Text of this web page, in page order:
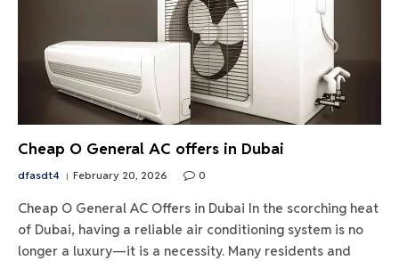
Cheap O General AC offers in Dubai
dfasdt4 February 20, 2026 0
Cheap O General AC Offers in Dubai In the scorching heat
of Dubai, having a reliable air conditioning system is no
longer a luxury—it is a necessity. Many residents and